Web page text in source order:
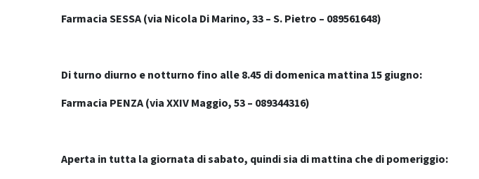
Farmacia SESSA (via Nicola Di Marino, 33 – S. Pietro – 089561648)
Diturno diurno e notturno fino alle 8.45 di domenica mattina 15 giugno:
Farmacia PENZA (via XXIV Maggio, 53– 089344316)
Aperta in tutta la giornata di sabato, quindi sia di mattina che di pomeriggio: